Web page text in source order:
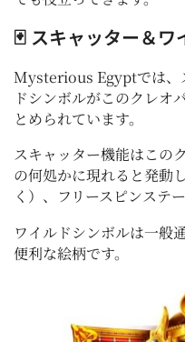
🃏 スキャッター＆ワ
Mysterious Egyptでは、
ドシンボルがこのクレオ
とめられています。
スキャッター機能はこの
の何処かに現れると発動
く）、フリースピンステ
ワイルドシンボルは一般
便利な絵柄です。